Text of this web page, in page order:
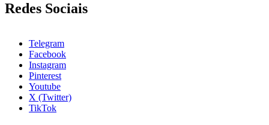
Redes Sociais
Telegram
Facebook
Instagram
Pinterest
Youtube
X (Twitter)
TikTok